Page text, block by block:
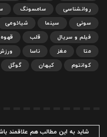
روانشناسی
سامسونگ
سونی
سینما شیائومی
فیلم و سریال
قلب قهوه
متا
مغز ناسا
کوانتوم
کیهان گوگل
شاید به این مطالب هم علاقمند